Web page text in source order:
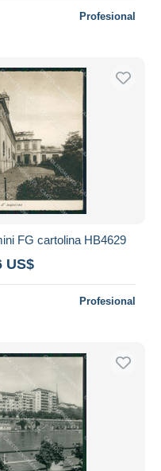
Profesional
FG cartolina HB4629
US$
Profesional